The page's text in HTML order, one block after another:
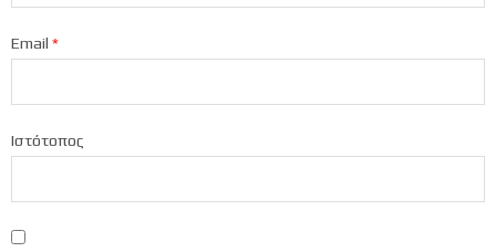
Email *
Ιστότοπος